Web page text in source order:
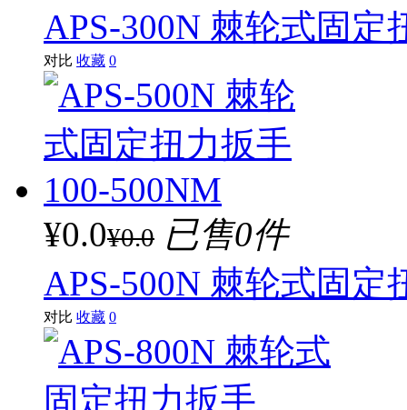
APS-300N 棘轮式固定
对比 收藏 0
¥0.0¥0.0 已售0件
APS-500N 棘轮式固定
对比 收藏 0